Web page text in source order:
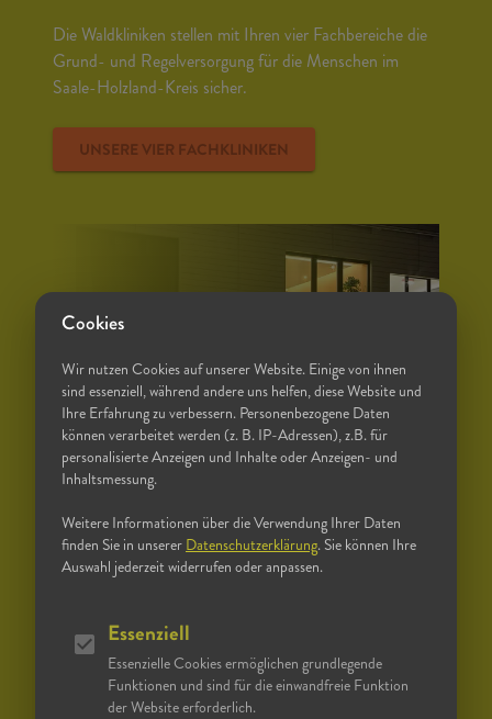
Die Waldkliniken stellen mit Ihren vier Fachbereiche die
Grund- und Regelversorgung für die Menschen im
Saale-Holzland-Kreis sicher.
UNSERE VIER FACHKLINIKEN
Cookies
Wir nutzen Cookies auf unserer Website. Einige von ihnen
sind essenziell, während andere uns helfen, diese Website und
Ihre Erfahrung zu verbessern. Personenbezogene Daten
können verarbeitet werden (z. B. IP-Adressen), z.B. für
personalisierte Anzeigen und Inhalte oder Anzeigen- und
Inhaltsmessung.
Weitere Informationen über die Verwendung Ihrer Daten
finden Sie in unserer Datenschutzerklärung. Sie können Ihre
Auswahl jederzeit widerrufen oder anpassen.
Essenziell
Essenzielle Cookies ermöglichen grundlegende
Funktionen und sind für die einwandfreie Funktion
der Website erforderlich.